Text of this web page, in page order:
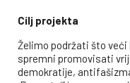
Cilj projekta
Želimo podržati što
spremni promovisati
demokratije,